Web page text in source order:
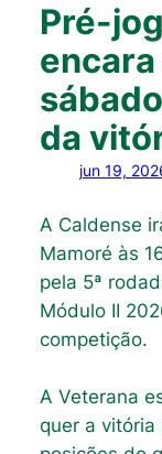
Pré-
da
jun 19,
A Caldense
Mamoré às
pela 5ª
Módulo II
competição.
A Veterana
quer a vitória